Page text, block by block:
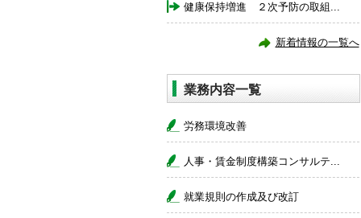
健康保持増進 ２次予防の取組...
新着情報の一覧へ
業務内容一覧
労務環境改善
人事・賃金制度構築コンサルテ...
就業規則の作成及び改訂